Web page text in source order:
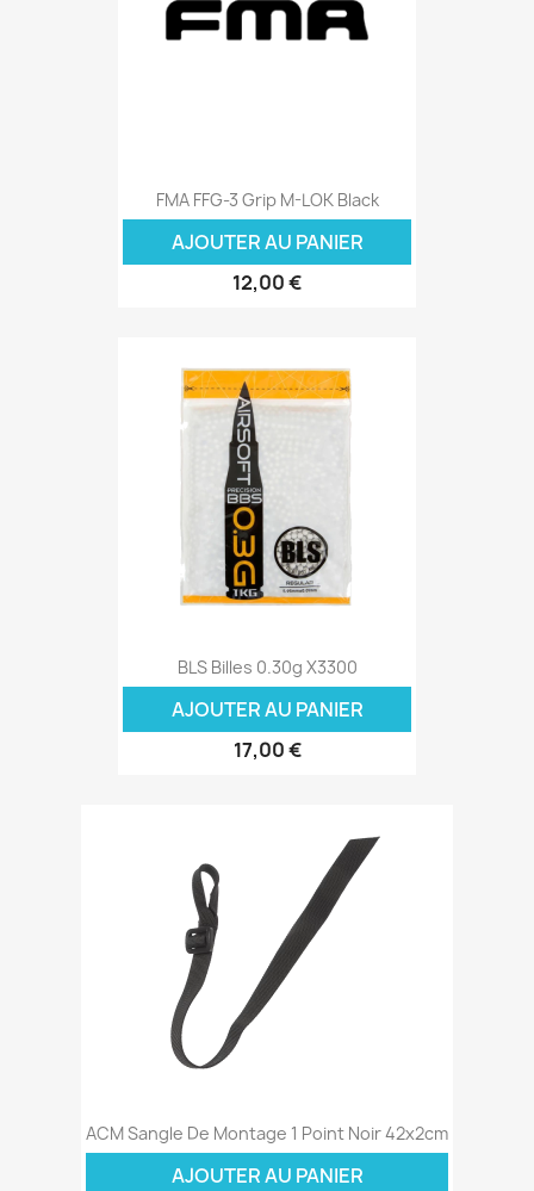
FMA FFG-3 Grip M-LOK Black
AJOUTER AU PANIER
12,00 €
BLS Billes 0.30g X3300
AJOUTER AU PANIER
17,00 €
ACM Sangle De Montage 1 Point Noir 42x2cm
AJOUTER AU PANIER